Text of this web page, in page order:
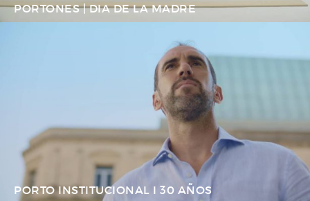
PORTONES | DIA DE LA MADRE
PORTO INSTITUCIONAL I 30 AÑOS